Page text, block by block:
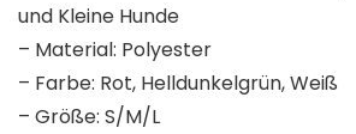
und Kleine Hunde
– Material: Polyester
– Farbe: Rot, Helldunkelgrün, Weiß
– Größe: S/M/L